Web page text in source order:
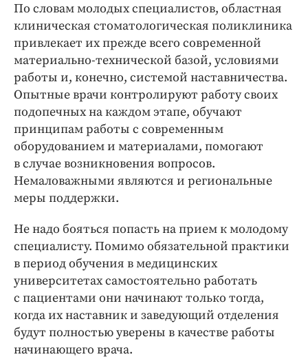
По словам молодых специалистов, областная
клиническая стоматологическая поликлиника
привлекает их прежде всего современной
материально-­технической базой, условиями
работы и, конечно, системой наставничества.
Опытные врачи контролируют работу своих
подопечных на каждом этапе, обучают
принципам работы с современным
оборудованием и материалами, помогают
в случае возникновения вопросов.
Немаловажными являются и региональные
меры поддержки.
Не надо бояться попасть на прием к молодому
специалисту. Помимо обязательной практики
в период обучения в медицинских
университетах самостоятельно работать
с пациентами они начинают только тогда,
когда их наставник и заведующий отделения
будут полностью уверены в качестве работы
начинающего врача.